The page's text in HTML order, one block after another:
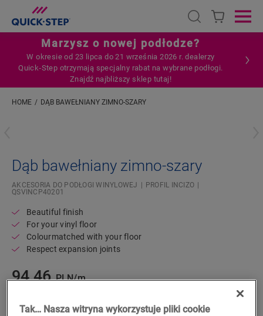
Open search
Marzysz o nowej podłodze?
W okresie od 23 lipca do 21 września 2026 r. dealerzy
Quick‑Step otrzymają specjalny rabat na wybrane podłogi.
Znajdź najbliższy sklep tutaj!
HOME DĄB BAWEŁNIANY ZIMNO-SZARY
Dąb bawełniany zimno-szary
AKCESORIA DO PODŁOGI WINYLOWEJ
PROFIL INCIZO
QSVINCP40201
Beautiful finish
For your vinyl floor
Colourmatched with your floor
Respect expansion joints
94,46PLN/m
Tak… Nasza witryna wykorzystuje pliki cookie